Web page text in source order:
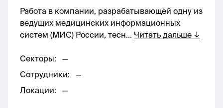
Работа в компании, разрабатывающей одну из
ведущих медицинских информационных
систем (МИС) России, тесн... Читать дальше ↓
Секторы:
—
Сотрудники:
—
Локации: —